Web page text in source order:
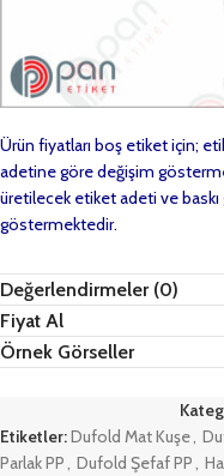
Ürün fiyatları boş etiket için;
adetine göre değişim
üretilecek etiket adeti ve
göstermektedir.
Değerlendirmeler (0)
Fiyat Al
Örnek Görseller
Etiketler:Dufold Mat Kuşe,
Parlak PP, Dufold Şefaf PP,